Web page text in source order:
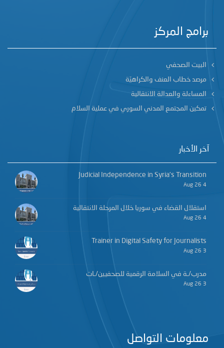
برامج المركز
البيت الصحفي
مرصد خطاب العنف والكراهيّة
المساءلة والعدالة الانتقالية
تمكين المجتمع المدني السوري في عملية السلام
آخر الأخبار
Judicial Independence in Syria’s Transition
4 Aug 26
استقلال القضاء في سوريا خلال المرحلة الانتقالية
4 Aug 26
Trainer in Digital Safety for Journalists
3 Aug 26
مدرب/ـة في السلامة الرقمية للصحفيين/ـات
3 Aug 26
معلومات التواصل